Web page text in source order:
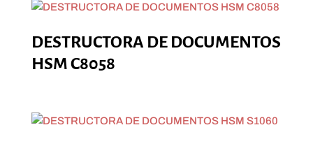
DESTRUCTORA DE DOCUMENTOS
HSM C8058